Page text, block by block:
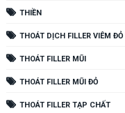
THIỀN
THOÁT DỊCH FILLER VIÊM ĐỎ
THOÁT FILLER MŨI
THOÁT FILLER MŨI ĐỎ
THOÁT FILLER TẠP CHẤT